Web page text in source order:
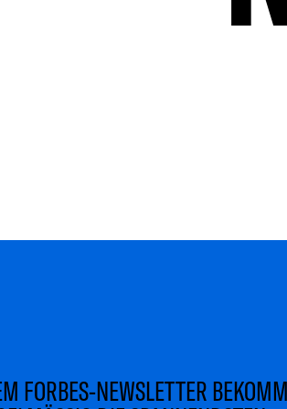
FORBES-NEWSLETTER